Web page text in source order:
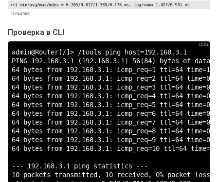
Проверка в CLI
admin@Router[/]> /tools ping host=192.168.3.1
PING 192.168.3.1 (192.168.3.1) 56(84) bytes of data.
64 bytes from 192.168.3.1: icmp_req=1 ttl=64
64 bytes from 192.168.3.1: icmp_req=2 ttl=64
64 bytes from 192.168.3.1: icmp_req=3 ttl=64
64 bytes from 192.168.3.1: icmp_req=4 ttl=64
64 bytes from 192.168.3.1: icmp_req=5 ttl=64
64 bytes from 192.168.3.1: icmp_req=6 ttl=64
64 bytes from 192.168.3.1: icmp_req=7 ttl=64
64 bytes from 192.168.3.1: icmp_req=8 ttl=64
64 bytes from 192.168.3.1: icmp_req=9 ttl=64
64 bytes from 192.168.3.1: icmp_req=10 ttl=64
--- 192.168.3.1 ping statistics ---
10 packets transmitted, 10 received, 0% packet loss,